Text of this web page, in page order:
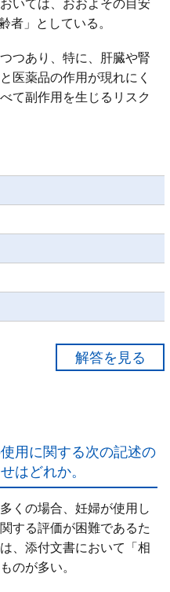
いては、おおよその目安
者」としている。
つあり、特に、肝臓や腎
医薬品の作用が現れにく
て副作用を生じるリスク
礎疾患の症状が悪化す
に、肝臓や腎臓の機能が
が「強く現れやすく」、
るリスクが「高い」。
用に関する次の記述の
はどれか。
くの場合、妊婦が使用し
する評価が困難であるた
、添付文書において「相
のが多い。